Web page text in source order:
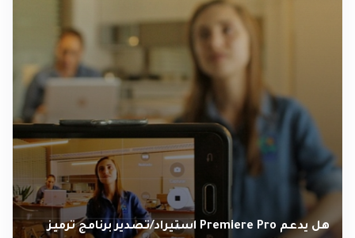
هل يدعم Premiere Pro استيراد/تصدير برنامج ترميز